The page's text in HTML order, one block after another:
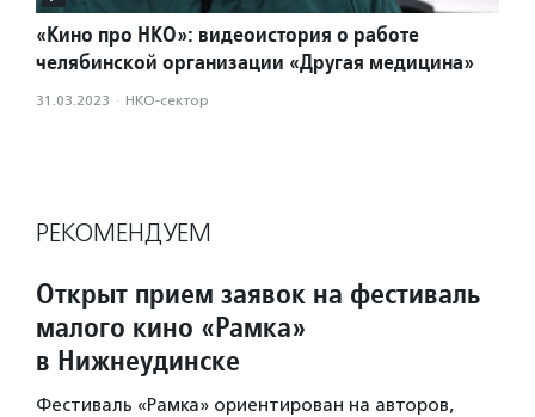
«Кино про НКО»: видеоистория о работе
челябинской организации «Другая медицина»
31.03.2023 · НКО-сектор
РЕКОМЕНДУЕМ
Открыт прием заявок на фестиваль
малого кино «Рамка»
в Нижнеудинске
Фестиваль «Рамка» ориентирован на авторов,